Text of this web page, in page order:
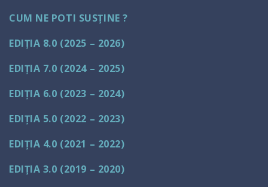
CUM NE POTI SUSȚINE ?
EDIȚIA 8.0 (2025 – 2026)
EDIȚIA 7.0 (2024 – 2025)
EDIȚIA 6.0 (2023 – 2024)
EDIȚIA 5.0 (2022 – 2023)
EDIȚIA 4.0 (2021 – 2022)
EDIȚIA 3.0 (2019 – 2020)